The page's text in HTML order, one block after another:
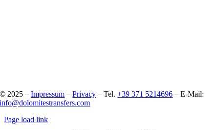
© 2025 –Impressum –Privacy – Tel.+39 371 5214696 – E-Mail:
info@dolomitestransfers.com
Page load link